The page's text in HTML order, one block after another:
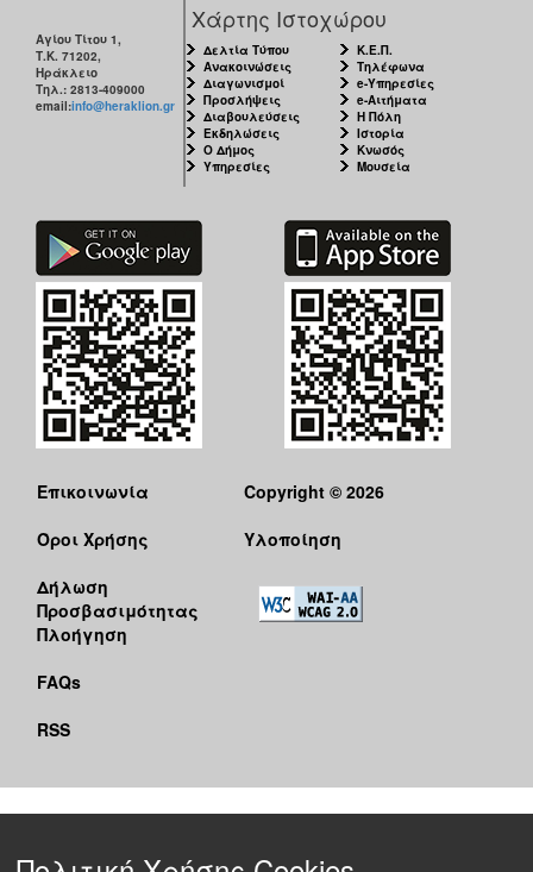
Αγίου Τίτου 1,
Τ.Κ. 71202,
Ηράκλειο
Τηλ.: 2813-409000
email:info@heraklion.gr
Χάρτης Ιστοχώρου
Δελτία Τύπου
Ανακοινώσεις
Διαγωνισμοί
Προσλήψεις
Διαβουλεύσεις
Εκδηλώσεις
Ο Δήμος
Υπηρεσίες
Κ.Ε.Π.
Τηλέφωνα
e-Υπηρεσίες
e-Αιτήματα
Η Πόλη
Ιστορία
Κνωσός
Μουσεία
Επικοινωνία
Όροι Χρήσης
Δήλωση
Προσβασιμότητας
Πλοήγηση
FAQs
RSS
Copyright © 2026
Υλοποίηση